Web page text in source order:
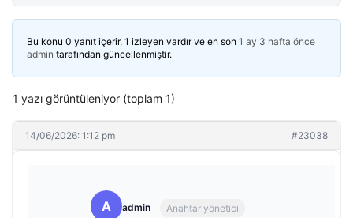
Bu konu 0 yanıt içerir, 1 izleyen vardır ve en son 1 ay 3 hafta önce
admin tarafından güncellenmiştir.
1 yazı görüntüleniyor (toplam 1)
14/06/2026: 1:12 pm #23038
A admin Anahtar yönetici